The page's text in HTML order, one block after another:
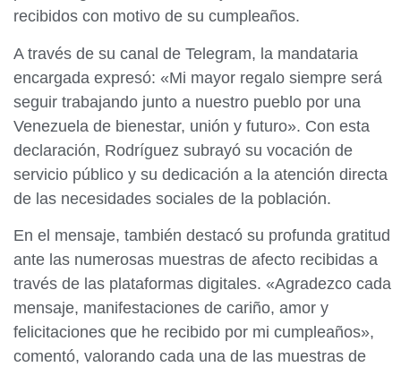
recibidos con motivo de su cumpleaños.
A través de su canal de Telegram, la mandataria
encargada expresó: «Mi mayor regalo siempre será
seguir trabajando junto a nuestro pueblo por una
Venezuela de bienestar, unión y futuro». Con esta
declaración, Rodríguez subrayó su vocación de
servicio público y su dedicación a la atención directa
de las necesidades sociales de la población.
En el mensaje, también destacó su profunda gratitud
ante las numerosas muestras de afecto recibidas a
través de las plataformas digitales. «Agradezco cada
mensaje, manifestaciones de cariño, amor y
felicitaciones que he recibido por mi cumpleaños»,
comentó, valorando cada una de las muestras de